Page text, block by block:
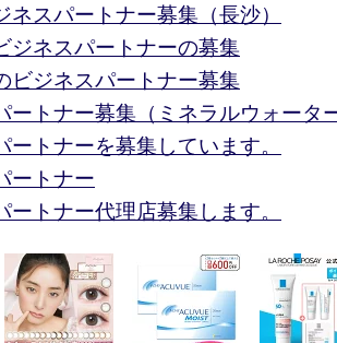
ネスパートナー募集（長沙）
ジネスパートナーの募集
ビジネスパートナー募集
ートナー募集（ミネラルウォータ
ートナーを募集しています。
ートナー
ートナー代理店募集します。